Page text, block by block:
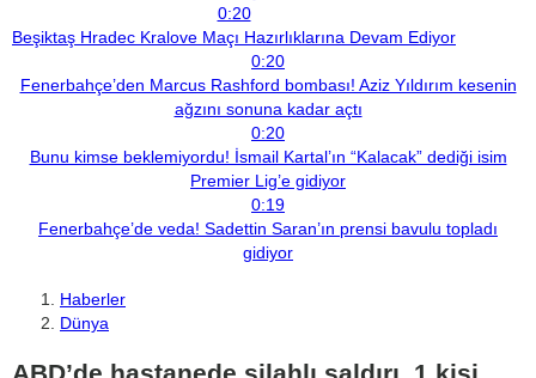
0:20
Beşiktaş Hradec Kralove Maçı Hazırlıklarına Devam Ediyor
0:20
Fenerbahçe’den Marcus Rashford bombası! Aziz Yıldırım kesenin
ağzını sonuna kadar açtı
0:20
Bunu kimse beklemiyordu! İsmail Kartal’ın “Kalacak” dediği isim
Premier Lig’e gidiyor
0:19
Fenerbahçe’de veda! Sadettin Saran’ın prensi bavulu topladı
gidiyor
Haberler
Dünya